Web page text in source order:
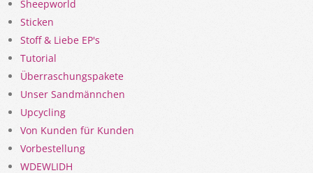
Sheepworld
Sticken
Stoff & Liebe EP's
Tutorial
Überraschungspakete
Unser Sandmännchen
Upcycling
Von Kunden für Kunden
Vorbestellung
WDEWLIDH